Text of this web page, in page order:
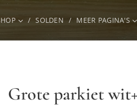
SOLDEN MEER PAGINA'S
Grote parkiet